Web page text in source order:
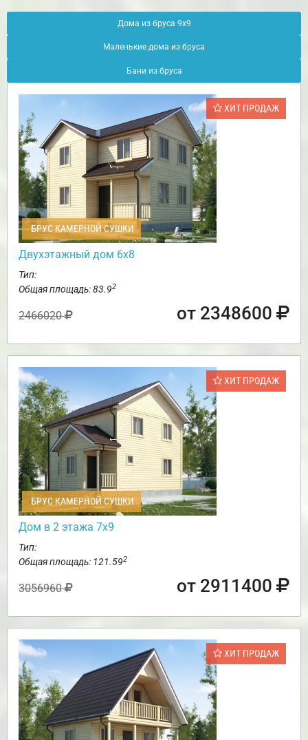
Дома из бруса 9х9
Маленькие дома из бруса
Бани из бруса
ХИТ ПРОДАЖ
БРУС КАМЕРНОЙ СУШКИ
Двухэтажный дом 6х8
Тип:
Общая площадь: 83.92
2466020 от 2348600
ХИТ ПРОДАЖ
БРУС КАМЕРНОЙ СУШКИ
Дом в 2 этажа 7х9
Тип:
Общая площадь: 121.592
3056960 от 2911400
ХИТ ПРОДАЖ